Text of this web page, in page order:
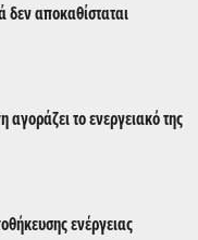
αποκαθίσταται
το ενεργειακό της
ενέργειας